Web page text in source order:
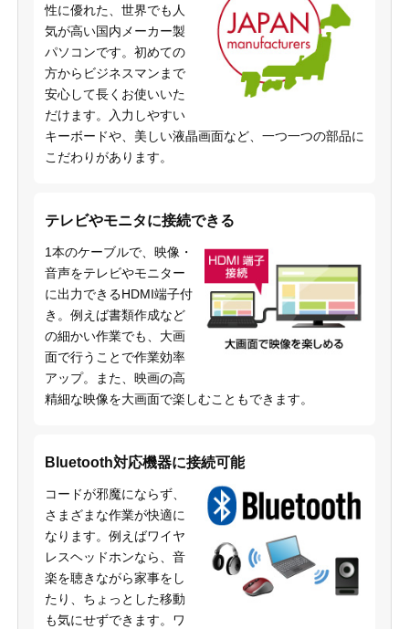
性に優れた、世界でも人
気が高い国内メーカー製
パソコンです。初めての
方からビジネスマンまで
安心して長くお使いいた
だけます。入力しやすい
キーボードや、美しい液晶画面など、一つ一つの部品に
こだわりがあります。
テレビやモニタに接続できる
1本のケーブルで、映像・
音声をテレビやモニター
に出力できるHDMI端子付
き。例えば書類作成など
の細かい作業でも、大画
面で行うことで作業効率
アップ。また、映画の高
精細な映像を大画面で楽しむこともできます。
Bluetooth対応機器に接続可能
コードが邪魔にならず、
さまざまな作業が快適に
なります。例えばワイヤ
レスヘッドホンなら、音
楽を聴きながら家事をし
たり、ちょっとした移動
も気にせずできます。ワ